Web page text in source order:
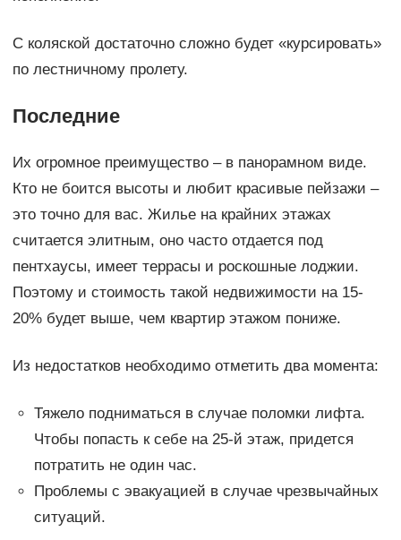
С коляской достаточно сложно будет «курсировать»
по лестничному пролету.
Последние
Их огромное преимущество – в панорамном виде.
Кто не боится высоты и любит красивые пейзажи –
это точно для вас. Жилье на крайних этажах
считается элитным, оно часто отдается под
пентхаусы, имеет террасы и роскошные лоджии.
Поэтому и стоимость такой недвижимости на 15-
20% будет выше, чем квартир этажом пониже.
Из недостатков необходимо отметить два момента:
Тяжело подниматься в случае поломки лифта.
Чтобы попасть к себе на 25-й этаж, придется
потратить не один час.
Проблемы с эвакуацией в случае чрезвычайных
ситуаций.